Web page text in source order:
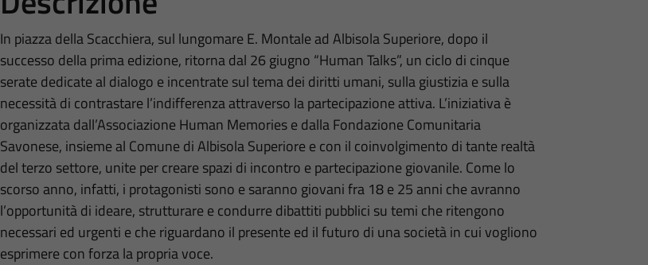
In piazza della Scacchiera, sul lungomare E. Montale ad Albisola Superiore, dopo il
successo della prima edizione, ritorna dal 26 giugno “Human Talks”, un ciclo di cinque
serate dedicate al dialogo e incentrate sul tema dei diritti umani, sulla giustizia e sulla
necessità di contrastare l’indifferenza attraverso la partecipazione attiva. L’iniziativa è
organizzata dall’Associazione Human Memories e dalla Fondazione Comunitaria
Savonese, insieme al Comune di Albisola Superiore e con il coinvolgimento di tante realtà
del terzo settore, unite per creare spazi di incontro e partecipazione giovanile. Come lo
scorso anno, infatti, i protagonisti sono e saranno giovani fra 18 e 25 anni che avranno
l’opportunità di ideare, strutturare e condurre dibattiti pubblici su temi che ritengono
necessari ed urgenti e che riguardano il presente ed il futuro di una società in cui vogliono
esprimere con forza la propria voce.